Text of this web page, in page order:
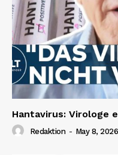
Hantavirus: Virologe
Redaktion - May 8, 2026